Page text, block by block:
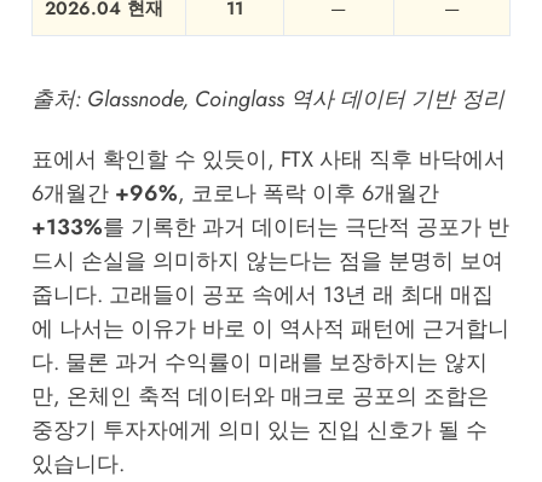
2026.04 현재 11 — —
출처: Glassnode, Coinglass역사 데이터 기반 정리
표에서 확인할 수 있듯이, FTX 사태 직후 바닥에서
6개월간 +96%, 코로나 폭락 이후 6개월간
+133%를 기록한 과거 데이터는 극단적 공포가 반
드시 손실을 의미하지 않는다는 점을 분명히 보여
줍니다. 고래들이 공포 속에서 13년 래 최대 매집
에 나서는 이유가 바로 이 역사적 패턴에 근거합니
다. 물론 과거 수익률이 미래를 보장하지는 않지
만, 온체인 축적 데이터와 매크로 공포의 조합은
중장기 투자자에게 의미 있는 진입 신호가 될 수
있습니다.